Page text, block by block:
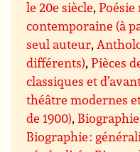
le 20e siècle,
contemporaine (à
seul auteur,
différents),Pièces
classiques et
théâtre modernes
de 1900),
Biographie :